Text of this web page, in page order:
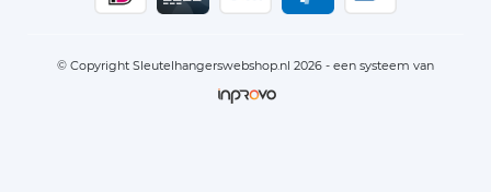
© Copyright Sleutelhangerswebshop.nl 2026 - een systeem van